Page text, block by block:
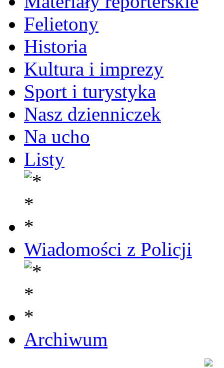
Felietony
Historia
Kultura i imprezy
Sport i turystyka
Nasz dzienniczek
Na ucho
Listy
Wiadomości z Policji
Archiwum